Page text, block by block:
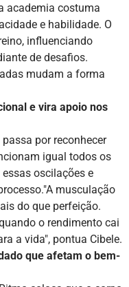
academia costuma
e habilidade. O
influenciando
de desafios.
mudam a forma
e vira apoio nos
por reconhecer
igual todos os
oscilações e
musculação
do que perfeição.
o rendimento cai
a vida", pontua Cibele.
que afetam o bem-